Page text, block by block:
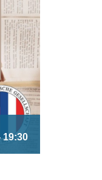
19:30